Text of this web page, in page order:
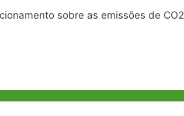
sobre as emissões de CO2